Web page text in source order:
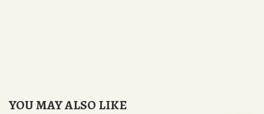
YOU MAY ALSO LIKE